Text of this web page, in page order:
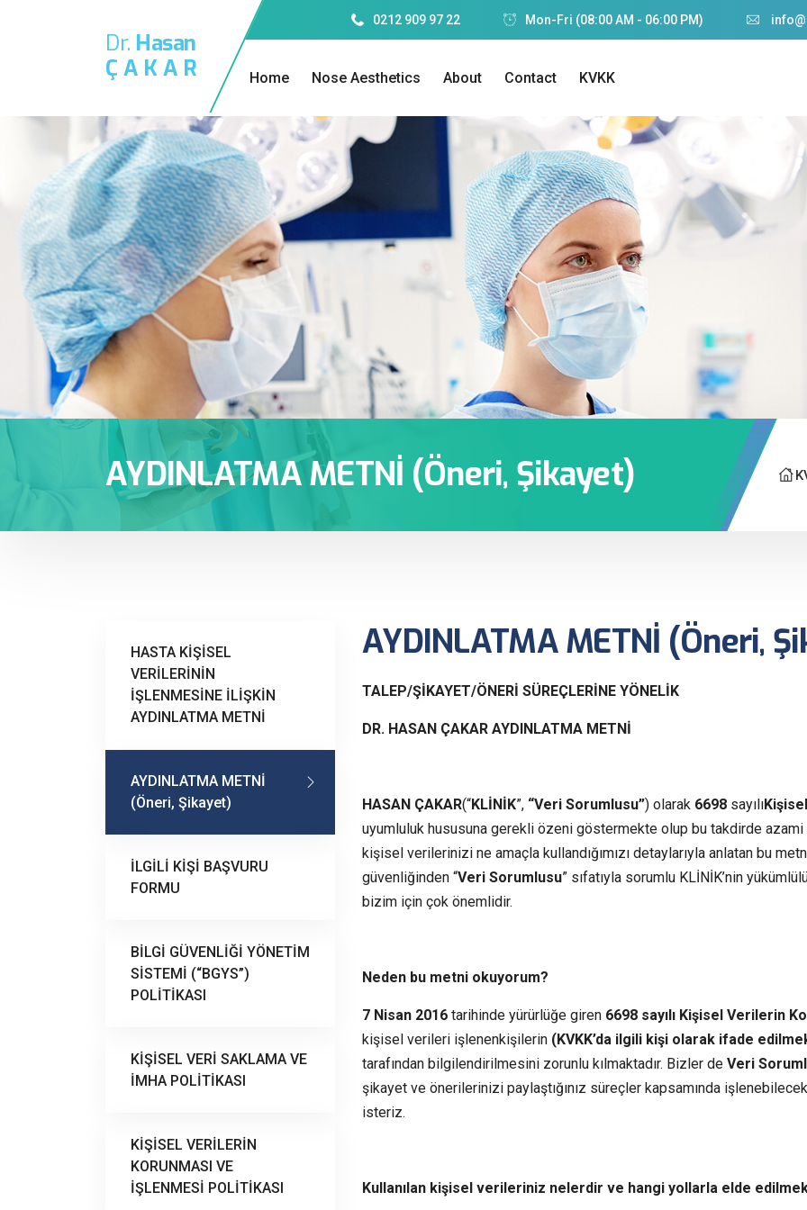
0212 909 97 22 Mon-Fri (08:00 AM - 06:00 PM)
Dr. Hasan
ÇAKAR
Home Nose Aesthetics About Contact KVKK
AYDINLATMA METNİ (Öneri, Şikayet)
HASTA KİŞİSEL
VERİLERİNİN
İŞLENMESİNE İLİŞKİN
AYDINLATMA METNİ
AYDINLATMA METNİ
(Öneri, Şikayet)
İLGİLİ KİŞİ BAŞVURU
FORMU
BİLGİ GÜVENLİĞİ YÖNETİM
SİSTEMİ (“BGYS”)
POLİTİKASI
KİŞİSEL VERİ SAKLAMA VE
İMHA POLİTİKASI
KİŞİSEL VERİLERİN
KORUNMASI VE
İŞLENMESİ POLİTİKASI
AYDINLATMA METNİ (Öneri,
TALEP/ŞİKAYET/ÖNERİ SÜREÇLERİNE YÖNELİK
DR. HASAN ÇAKAR AYDINLATMA METNİ
HASAN ÇAKAR(“KLİNİK”, “Veri Sorumlusu”) olarak 6698 sayılı
uyumluluk hususuna gerekli özeni göstermekte olup bu takdirde
kişisel verilerinizi ne amaçla kullandığımızı detaylarıyla anlatan bu
güvenliğinden “Veri Sorumlusu” sıfatıyla sorumlu KLİNİK’nin
bizim için çok önemlidir.
Neden bu metni okuyorum?
7 Nisan 2016 tarihinde yürürlüğe giren 6698 sayılı Kişisel Verilerin
kişisel verileri işlenenkişilerin (KVKK’da ilgili kişi olarak ifade
tarafından bilgilendirilmesini zorunlu kılmaktadır. Bizler de Veri
şikayet ve önerilerinizi paylaştığınız süreçler kapsamında
isteriz.
Kullanılan kişisel verileriniz nelerdir ve hangi yollarla elde